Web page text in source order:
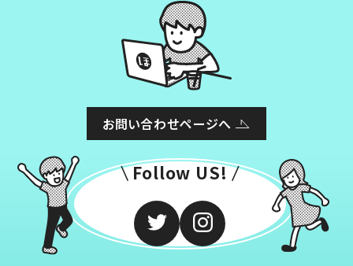
お問い合わせページへ
Follow US!